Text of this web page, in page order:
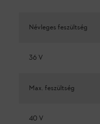
Névleges feszültség
36 V
Max. feszültség
40 V